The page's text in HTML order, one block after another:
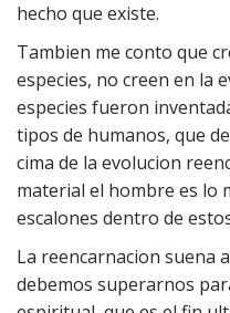
hecho que existe.
Tambien me conto que
especies, no creen en la
especies fueron
tipos de humanos, que
cima de la evolucion
material el hombre es lo
escalones dentro de
La reencarnacion suena
debemos superarnos